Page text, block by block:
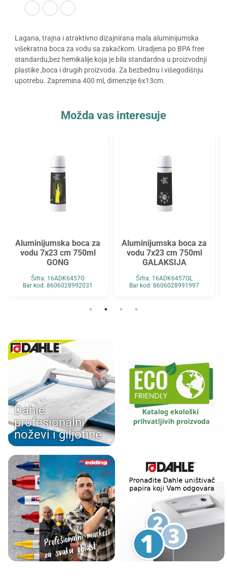
Lagana, trajna i atraktivno dizajnirana mala aluminijumska
višekratna boca za vodu sa zakačkom. Uradjena po BPA free
standardu,bez hemikalije koja je bila standardna u proizvodnji
plastike ,boca i drugih proizvoda. Za bezbednu i višegodišnju
upotrebu. Zapremina 400 ml, dimenzije 6x13cm.
Možda vas interesuje
Aluminijumska boca za
vodu 7x23 cm 750ml
GONG
Šifra: 16ADK6457G
Bar kod: 8606028992031
Aluminijumska boca za
vodu 7x23 cm 750ml
GALAKSIJA
Šifra: 16ADK6457GL
Bar kod: 8606028991997
Dahle
profesionalni
noževi i giljotine